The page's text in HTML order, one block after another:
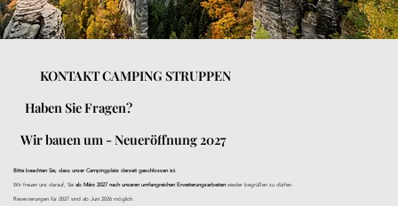
KONTAKT CAMPING STRUPPEN
Haben Sie Fragen?
Wir bauen um - Neueröffnung 2027
Bitte beachten Sie, dass unser Campingplatz derzeit geschlossen ist.
Wir freuen uns darauf, Sie ab März 2027 nach unseren umfangreichen Erweiterungsarbeiten wieder begrüßen zu dürfen.
Reservierungen für 2027 sind ab Juni 2026 möglich.